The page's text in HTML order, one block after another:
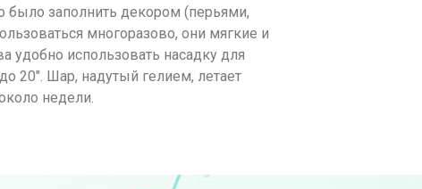
было заполнить декором (перьями,
многоразово, они мягкие и
удобно использовать насадку для
20″. Шар, надутый гелием, летает
недели.